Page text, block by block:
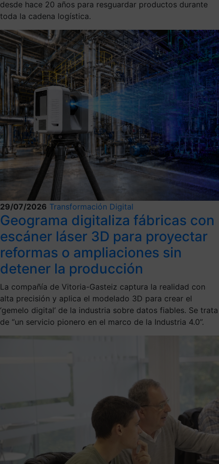
desde hace 20 años para resguardar productos durante
toda la cadena logística.
29/07/2026 Transformación Digital
Geograma digitaliza fábricas con
escáner láser 3D para proyectar
reformas o ampliaciones sin
detener la producción
La compañía de Vitoria-Gasteiz captura la realidad con
alta precisión y aplica el modelado 3D para crear el
‘gemelo digital’ de la industria sobre datos fiables. Se trata
de “un servicio pionero en el marco de la Industria 4.0”.